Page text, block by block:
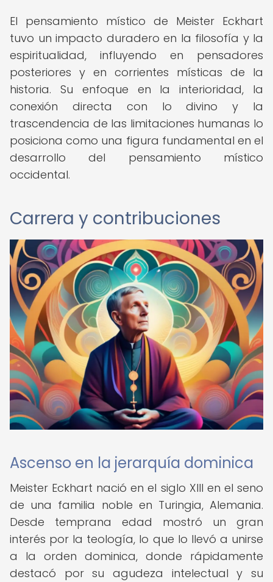
El pensamiento místico de Meister Eckhart
tuvo un impacto duradero en la filosofía y la
espiritualidad, influyendo en pensadores
posteriores y en corrientes místicas de la
historia. Su enfoque en la interioridad, la
conexión directa con lo divino y la
trascendencia de las limitaciones humanas lo
posiciona como una figura fundamental en el
desarrollo del pensamiento místico
occidental.
Carrera y contribuciones
Ascenso en la jerarquía dominica
Meister Eckhart nació en el siglo XIII en el seno
de una familia noble en Turingia, Alemania.
Desde temprana edad mostró un gran
interés por la teología, lo que lo llevó a unirse
a la orden dominica, donde rápidamente
destacó por su agudeza intelectual y su